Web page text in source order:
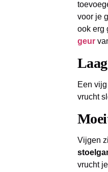
voor je
ook erg
geur
Een
vrucht
Vijgen
vrucht